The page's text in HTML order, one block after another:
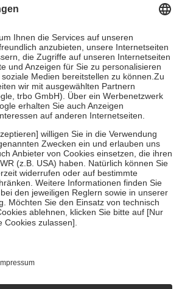
Zuzahlungen in Höhe von zehn
Es sind jedoch nie mehr als die tatsächlichen
entrichten.
auch für Online-Apotheken.
Krankenpflege beträgt die
der Kosten sowie zehn Euro je
Versicherten für ihre eigene Gesundheit zu
Stellung der Familie zu unterstützen,
an bei:
bis zum vollendeten 18. Lebensjahr
und Früherkennung, die von der
dass es sich um echte Bewertungen
hc/de/articles/4419944605341